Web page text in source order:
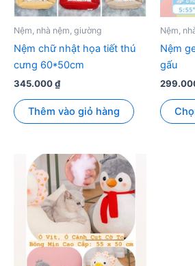
Nệm, nhà nệm, giường
Nệm chữ nhật họa tiết thú
cưng 60*50cm
345.000₫
Thêm vào giỏ hàng
Nệm,
Nệm
gấu